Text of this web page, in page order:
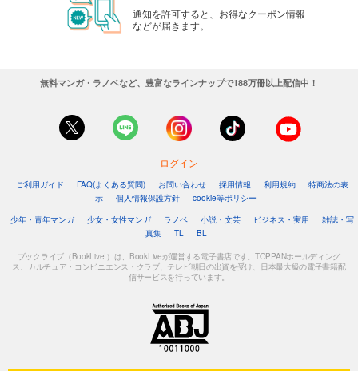
通知を許可すると、お得なクーポン情報
などが届きます。
無料マンガ・ラノベなど、豊富なラインナップで188万冊以上配信中！
ログイン
ご利用ガイド FAQ(よくある質問) お問い合わせ 採用情報 利用規約
特商法の表
示
個人情報保護方針
cookie等ポリシー
少年・青年マンガ
少女・女性マンガ ラノベ 小説・文芸 ビジネス・実用
雑誌・写
真集
TL BL
ブックライブ（BookLive!）は、BookLiveが運営する電子書店です。TOPPANホールディング
ス、カルチュア・コンビニエンス・クラブ、テレビ朝日の出資を受け、日本最大級の電子書籍配
信サービスを行っています。